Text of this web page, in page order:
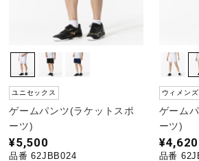
ユニセックス
ゲームパンツ(ラケットスポ
ーツ)
¥5,500
品番 62JBB024
ウィメンズ
ゲーム
ーツ)
¥4,620
品番